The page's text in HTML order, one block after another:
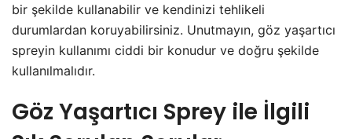
bir şekilde kullanabilir ve kendinizi tehlikeli
durumlardan koruyabilirsiniz. Unutmayın, göz yaşartıcı
spreyin kullanımı ciddi bir konudur ve doğru şekilde
kullanılmalıdır.
Göz Yaşartıcı Sprey ile İlgili